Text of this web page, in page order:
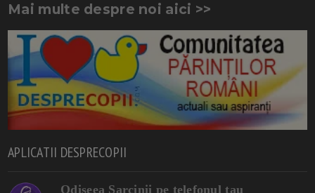
Mai multe despre noi aici >>
APLICATII DESPRECOPII
Odiseea Sarcinii pe telefonul tau